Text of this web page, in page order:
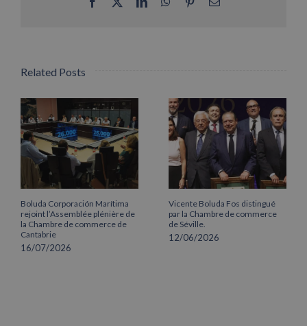
Related Posts
Boluda Corporación Marítima
rejoint l’Assemblée plénière de
la Chambre de commerce de
Cantabrie
16/07/2026
Vicente Boluda Fos distingué
par la Chambre de commerce
de Séville.
12/06/2026